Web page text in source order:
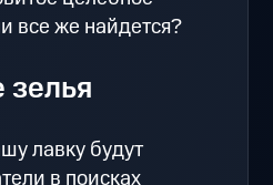
все же найдется?
лавку будут
в поисках